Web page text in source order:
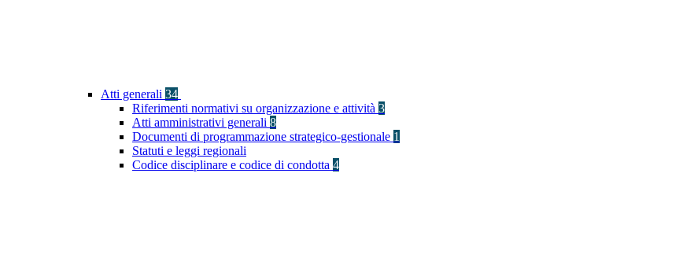
Atti generali 34
Riferimenti normativi su organizzazione e attività 3
Atti amministrativi generali 8
Documenti di programmazione strategico-gestionale 1
Statuti e leggi regionali
Codice disciplinare e codice di condotta 4